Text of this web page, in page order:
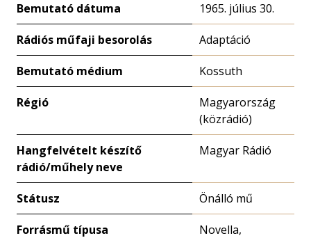
Bemutató dátuma 1965. július 30.
Rádiós műfaji besorolás Adaptáció
Bemutató médium Kossuth
Régió
Magyarország
(közrádió)
Hangfelvételt készítő
rádió/műhely neve
Magyar Rádió
Státusz Önálló mű
Forrásmű típusa
Novella,